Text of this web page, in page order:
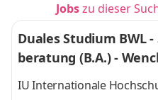
Jobszu dieser
Duales Studium BWL
beratung (B.A.) -
H
IU Internationale